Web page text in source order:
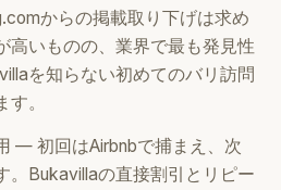
からの掲載取り下げは求め
高いものの、業界で最も発見性
を知らない初めてのバリ訪問
。
— 初回はAirbnbで捕まえ、次
。Bukavillaの直接割引とリピー